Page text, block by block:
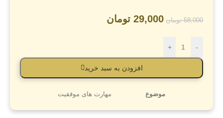
58,000 تومان 29,000 تومان
-
+
افزودن به سبد خرید
موضوع مهارت های موفقیت